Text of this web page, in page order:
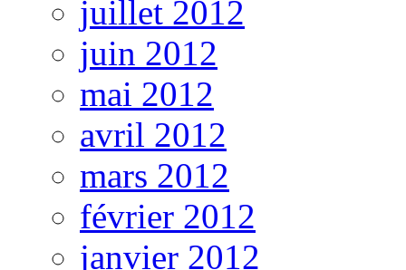
juillet 2012
juin 2012
mai 2012
avril 2012
mars 2012
février 2012
janvier 2012